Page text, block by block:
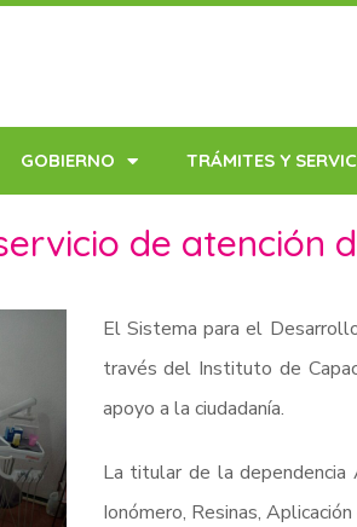
GOBIERNO TRÁMITES Y
de atención
El Sistema para el
través del Instituto de
apoyo a la ciudadanía.
La titular de la dependencia
Ionómero, Resinas,